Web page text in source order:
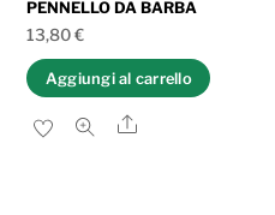
PENNELLO DA BARBA
13,80€
Aggiungi al carrello
Share